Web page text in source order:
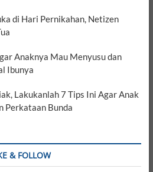
di Hari Pernikahan, Netizen
Anaknya Mau Menyusu dan
Ibunya
Lakukanlah 7 Tips Ini Agar Anak
Perkataan Bunda
& FOLLOW